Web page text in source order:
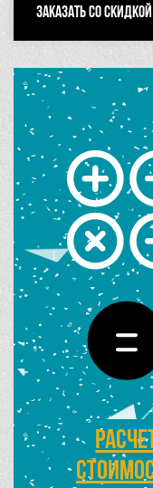
Заказать со скидкой
Расчет